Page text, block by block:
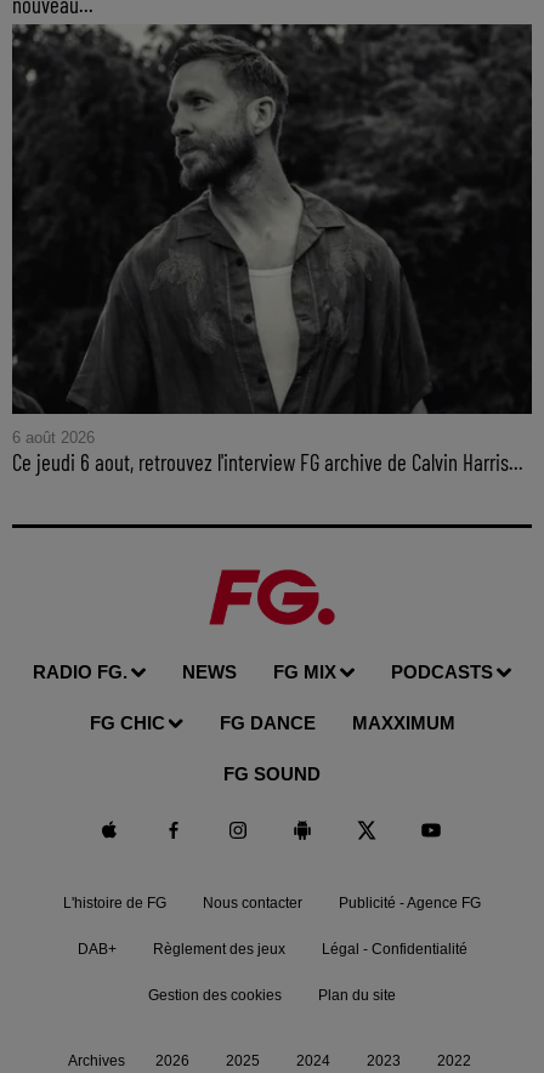
6 août 2026
Ce jeudi 6 aout, retrouvez l'interview FG archive de Calvin Harris...
RADIO FG. NEWS FG MIX PODCASTS
FG CHIC FG DANCE MAXXIMUM
FG SOUND
L'histoire de FG Nous contacter Publicité - Agence FG
DAB+ Règlement des jeux Légal - Confidentialité
Gestion des cookies Plan du site
Archives 2026 2025 2024 2023 2022